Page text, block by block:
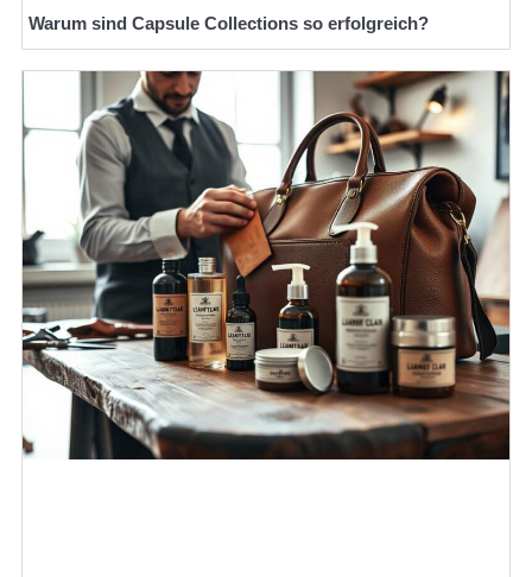
Warum sind Capsule Collections so erfolgreich?